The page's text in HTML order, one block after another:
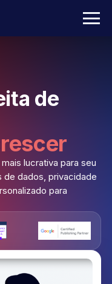
de
lucrativa para seu
dados, privacidade
para